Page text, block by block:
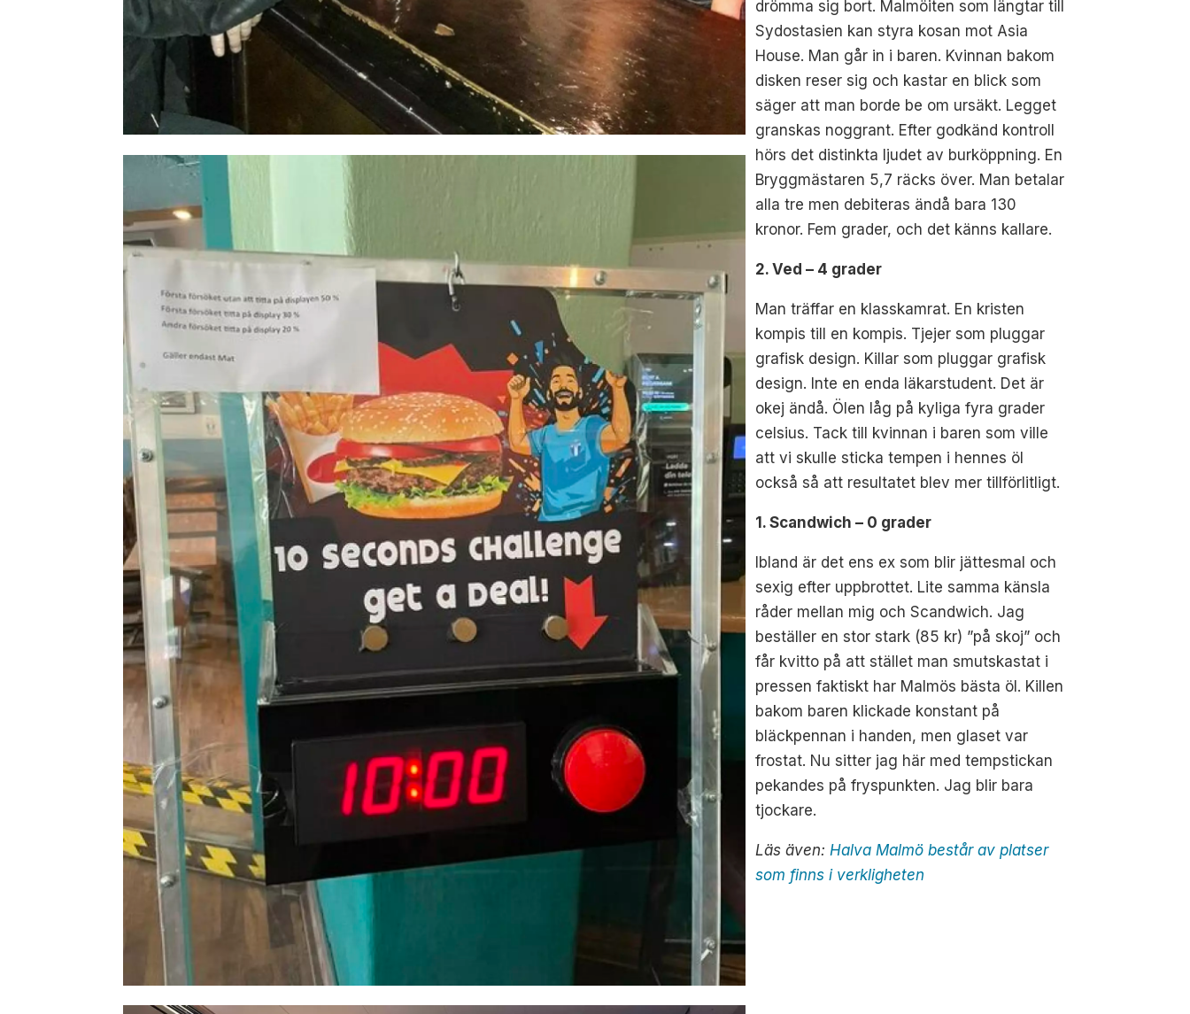
drömma sig bort. Malmöiten som längtar till
Sydostasien kan styra kosan mot Asia
House. Man går in i baren. Kvinnan bakom
disken reser sig och kastar en blick som
säger att man borde be om ursäkt. Legget
granskas noggrant. Efter godkänd kontroll
hörs det distinkta ljudet av burköppning. En
Bryggmästaren 5,7 räcks över. Man betalar
alla tre men debiteras ändå bara 130
kronor. Fem grader, och det känns kallare.
2. Ved – 4 grader
Man träffar en klasskamrat. En kristen
kompis till en kompis. Tjejer som pluggar
grafisk design. Killar som pluggar grafisk
design. Inte en enda läkarstudent. Det är
okej ändå. Ölen låg på kyliga fyra grader
celsius. Tack till kvinnan i baren som ville
att vi skulle sticka tempen i hennes öl
också så att resultatet blev mer tillförlitligt.
1. Scandwich – 0 grader
Ibland är det ens ex som blir jättesmal och
sexig efter uppbrottet. Lite samma känsla
råder mellan mig och Scandwich. Jag
beställer en stor stark (85 kr) ”på skoj” och
får kvitto på att stället man smutskastat i
pressen faktiskt har Malmös bästa öl. Killen
bakom baren klickade konstant på
bläckpennan i handen, men glaset var
frostat. Nu sitter jag här med tempstickan
pekandes på fryspunkten. Jag blir bara
tjockare.
Läs även: Halva Malmö består av platser
som finns i verkligheten